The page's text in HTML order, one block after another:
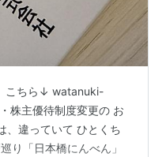
こちら↓ watanuki-
株主優待制度変更の お
、違っていて ひとくち
り「日本橋にんべん」